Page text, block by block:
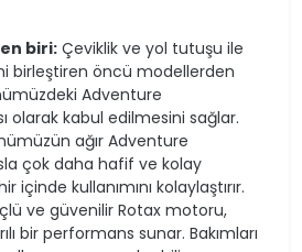
biri: Çeviklik ve yol tutuşu ile
birleştiren öncü modellerden
Adventure
olarak kabul edilmesini sağlar.
ağır Adventure
çok daha hafif ve kolay
içinde kullanımını kolaylaştırır.
ve güvenilir Rotax motoru,
bir performans sunar. Bakımları